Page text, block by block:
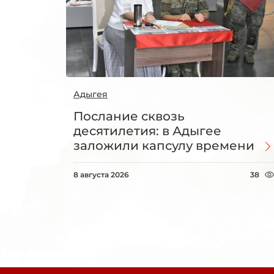
Адыгея
Послание сквозь
десятилетия: в Адыгее
заложили капсулу времени
8 августа 2026 38